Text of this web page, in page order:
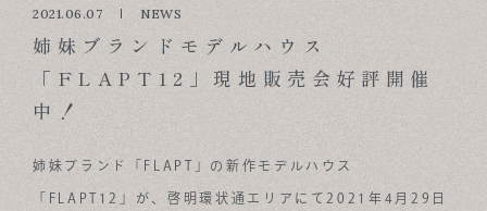
ABOUT
RECRUIT
2021.06.07 NEWS
姉妹ブランドモデルハウス
「FLAPT12」現地販売会好評開催
中！
姉妹ブランド「FLAPT」の新作モデルハウス
「FLAPT12」が、啓明環状通エリアにて2021年4月29日